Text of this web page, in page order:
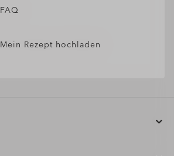
FAQ
Mein Rezept hochladen